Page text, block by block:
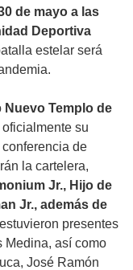
de mayo a las
Deportiva
estelar será
Nuevo Templo de
su
de
la cartelera,
Jr., Hijo de
Jr., además de
presentes
Medina, así como
José Ramón